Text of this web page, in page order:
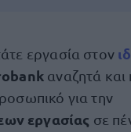
εργασία στον
αναζητά
για την
εργασίας σε